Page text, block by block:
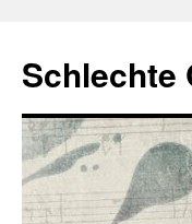
springen
Schlechte